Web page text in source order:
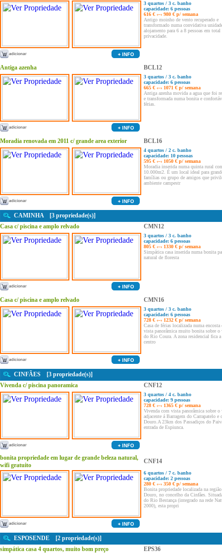
3 quartos / 3 c. banho
capacidade: 6 pessoas
616 € ‹–› 980 € p/ semana
Antigo moinho de vento recuperado e
transformado numa convidativa
alojamento para 6 a 8 pessoas em total
privacidade.
Antiga azenha BCL12
3 quartos / 3 c. banho
capacidade: 6 pessoas
665 € ‹–› 1071 € p/ semana
Antiga azenha movida a agua que foi
e transformada numa bonita e
férias.
Moradia renovada em 2011 c/ grande area exterior BCL16
4 quartos / 2 c. banho
capacidade: 10 pessoas
595 € ‹–› 1050 € p/ semana
Moradia inserida numa quinta rural
10.000m2. É um local ideal para
famílias ou grupo de amigos que
ambiente campestr
CAMINHA [3 propriedade(s)]
Casa c/ piscina e amplo relvado
CMN12
3 quartos / 3 c. banho
capacidade: 6 pessoas
805 € ‹–› 1330 € p/ semana
Simpática casa inserida numa bonita
natural de floresta
Casa c/ piscina e amplo relvado CMN16
3 quartos / 3 c. banho
capacidade: 6 pessoas
728 € ‹–› 1232 € p/ semana
Casa de férias localizada numa encosta
vista panorâmica muito bonita sobre o
do Rio Coura. A zona residencial fica
centro
CINFÃES [3 propriedade(s)]
Vivenda c/ piscina panoramica
CNF12
3 quartos / 4 c. banho
capacidade: 9 pessoas
728 € ‹–› 1365 € p/ semana
Vivenda com vista panorâmica sobre o
adjacente á Barragem do Carrapatelo e
Douro.A 23km dos Passadiços do
entrada de Espiunca.
bonita propriedade em lugar de grande beleza natural,
wifi gratuito
CNF14
6 quartos / 7 c. banho
capacidade: 2 pessoas
280 € ‹–› 350 € p/ semana
Bonita propriedade localizada na
Douro, no concelho da Cinfães.
do Rio Bestança (integrado na rede
2000), esta propri
ESPOSENDE [2 propriedade(s)]
simpática casa 4 quartos, muito bom preço
EPS36